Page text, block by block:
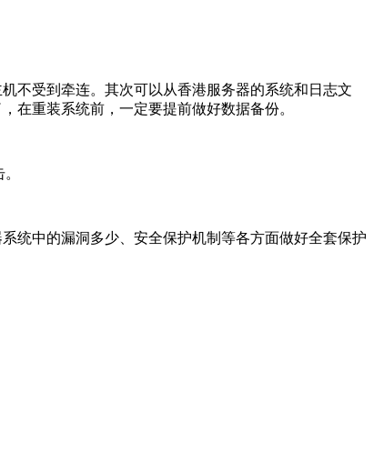
不受到牵连。其次可以从香港服务器的系统和日志文
在重装系统前，一定要提前做好数据备份。
统中的漏洞多少、安全保护机制等各方面做好全套保护